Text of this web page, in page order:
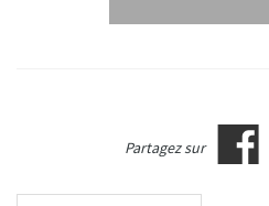
Partagez sur